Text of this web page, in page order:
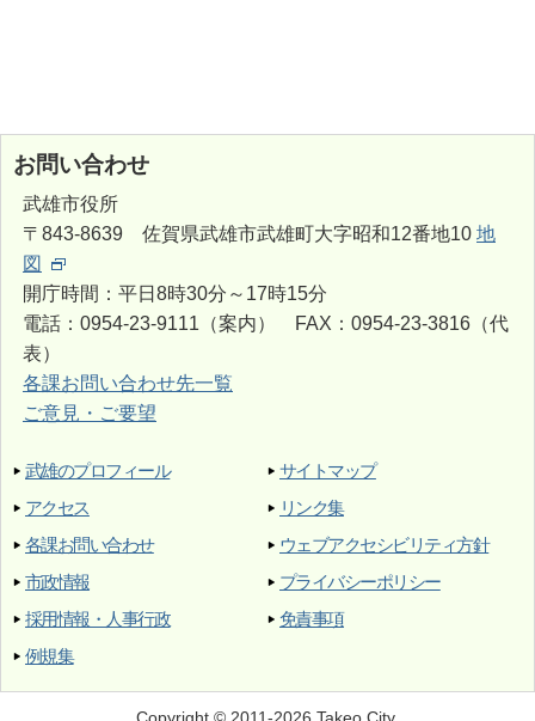
お問い合わせ
武雄市役所
〒843-8639 佐賀県武雄市武雄町大字昭和12番地10 地
図
開庁時間：平日8時30分～17時15分
電話：0954-23-9111（案内） FAX：0954-23-3816（代
表）
各課お問い合わせ先一覧
ご意見・ご要望
武雄のプロフィール
アクセス
各課お問い合わせ
市政情報
採用情報・人事行政
例規集
サイトマップ
リンク集
ウェブアクセシビリティ方針
プライバシーポリシー
免責事項